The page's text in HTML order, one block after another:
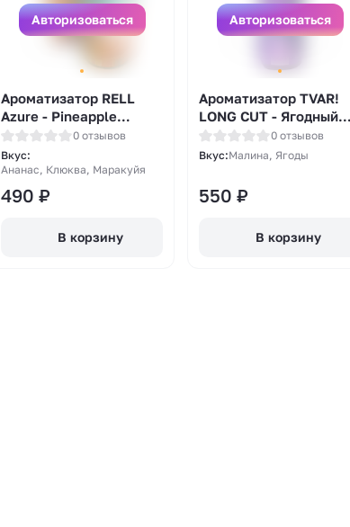
Авторизоваться
Ароматизатор RELL
Azure - Pineapple
Passion Fruit Cranberry
(ананас, маракуйя и
клюква) 14мл
0 отзывов
Вкус:
Ананас, Клюква, Маракуйя
490 ₽
В корзину
Авторизоваться
Ароматизатор TVAR!
LONG CUT - Ягодный
дроп (Малина и лесные
ягоды) 27мл
0 отзывов
Вкус:Малина, Ягоды
550 ₽
В корзину